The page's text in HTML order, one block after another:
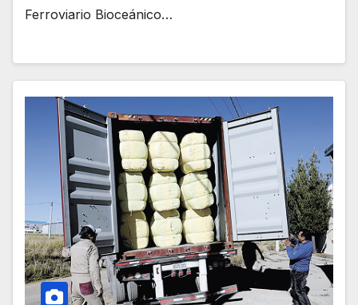
Ferroviario Bioceánico…